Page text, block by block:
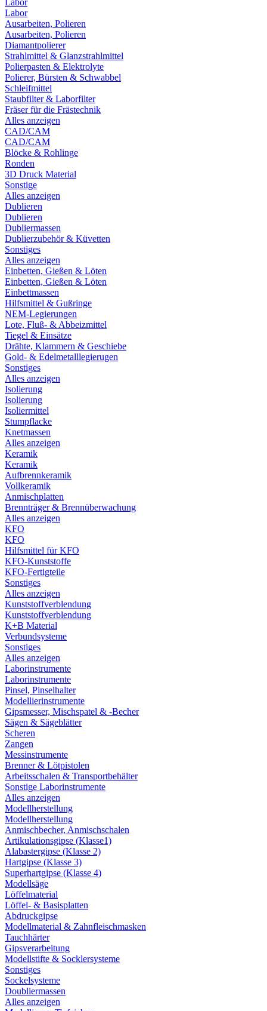
Labor
Labor
Ausarbeiten, Polieren
Ausarbeiten, Polieren
Diamantpolierer
Strahlmittel & Glanzstrahlmittel
Polierpasten & Elektrolyte
Polierer, Bürsten & Schwabbel
Schleifmittel
Staubfilter & Laborfilter
Fräser für die Frästechnik
Alles anzeigen
CAD/CAM
CAD/CAM
Blöcke & Rohlinge
Ronden
3D Druck Material
Sonstige
Alles anzeigen
Dublieren
Dublieren
Dubliermassen
Dublierzubehör & Küvetten
Sonstiges
Alles anzeigen
Einbetten, Gießen & Löten
Einbetten, Gießen & Löten
Einbettmassen
Hilfsmittel & Gußringe
NEM-Legierungen
Lote, Fluß- & Abbeizmittel
Tiegel & Einsätze
Drähte, Klammern & Geschiebe
Gold- & Edelmetalllegierugen
Sonstiges
Alles anzeigen
Isolierung
Isolierung
Isoliermittel
Stumpflacke
Knetmassen
Alles anzeigen
Keramik
Keramik
Aufbrennkeramik
Vollkeramik
Anmischplatten
Brennträger & Brennüberwachung
Alles anzeigen
KFO
KFO
Hilfsmittel für KFO
KFO-Kunststoffe
KFO-Fertigteile
Sonstiges
Alles anzeigen
Kunststoffverblendung
Kunststoffverblendung
K+B Material
Verbundsysteme
Sonstiges
Alles anzeigen
Laborinstrumente
Laborinstrumente
Pinsel, Pinselhalter
Modellierinstrumente
Gipsmesser, Mischspatel & -Becher
Sägen & Sägeblätter
Scheren
Zangen
Messinstrumente
Brenner & Lötpistolen
Arbeitsschalen & Transportbehälter
Sonstige Laborinstrumente
Alles anzeigen
Modellherstellung
Modellherstellung
Anmischbecher, Anmischschalen
Artikulationsgipse (Klasse1)
Alabastergipse (Klasse 2)
Hartgipse (Klasse 3)
Superhartgipse (Klasse 4)
Modellsäge
Löffelmaterial
Löffel- & Basisplatten
Abdruckgipse
Modellmaterial & Zahnfleischmasken
Tauchhärter
Gipsverarbeitung
Modellstifte & Socklersysteme
Sonstiges
Sockelsysteme
Doubliermassen
Alles anzeigen